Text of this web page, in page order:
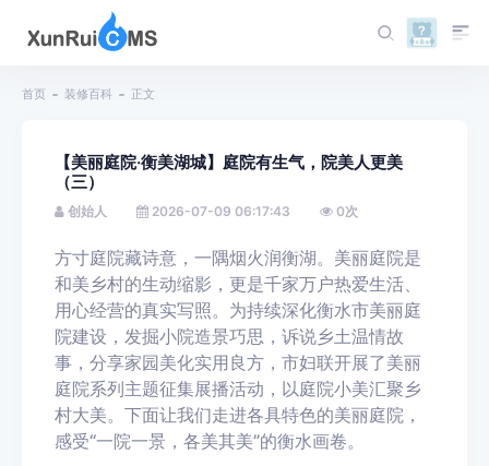
首页 装修百科 正文
【美丽庭院·衡美湖城】庭院有生气，院美人更美
（三）
创始人 2026-07-09 06:17:43 0次
方寸庭院藏诗意，一隅烟火润衡湖。美丽庭院是
和美乡村的生动缩影，更是千家万户热爱生活、
用心经营的真实写照。为持续深化衡水市美丽庭
院建设，发掘小院造景巧思，诉说乡土温情故
事，分享家园美化实用良方，市妇联开展了美丽
庭院系列主题征集展播活动，以庭院小美汇聚乡
村大美。下面让我们走进各具特色的美丽庭院，
感受“一院一景，各美其美”的衡水画卷。